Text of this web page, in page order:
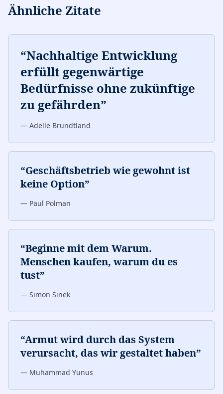
Ähnliche Zitate
“Nachhaltige Entwicklung
erfüllt gegenwärtige
Bedürfnisse ohne zukünftige
zu gefährden”
— Adelle Brundtland
“Geschäftsbetrieb wie gewohnt ist
keine Option”
— Paul Polman
“Beginne mit dem Warum.
Menschen kaufen, warum du es
tust”
— Simon Sinek
“Armut wird durch das System
verursacht, das wir gestaltet haben”
— Muhammad Yunus